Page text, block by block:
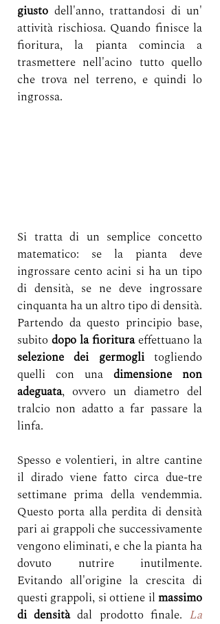
giusto dell'anno, trattandosi di un'
attività rischiosa. Quando finisce la
fioritura, la pianta comincia a
trasmettere nell'acino tutto quello
che trova nel terreno, e quindi lo
ingrossa.
Si tratta di un semplice concetto
matematico: se la pianta deve
ingrossare cento acini si ha un tipo
di densità, se ne deve ingrossare
cinquanta ha un altro tipo di densità.
Partendo da questo principio base,
subito dopo la fioritura
selezione dei germogli togliendo
quelli con una dimensione non
adeguata, ovvero un diametro del
tralcio non adatto a far passare la
linfa.
Spesso e volentieri, in altre cantine
il dirado viene fatto circa due-tre
settimane prima della vendemmia.
Questo porta alla perdita di densità
pari ai grappoli che successivamente
vengono eliminati, e che la pianta ha
dovuto nutrire inutilmente.
Evitando all'origine la crescita di
questi grappoli, si ottiene il massimo
di densità dal prodotto finale. La